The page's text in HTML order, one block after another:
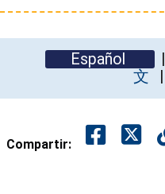
Español
文
Compartir: